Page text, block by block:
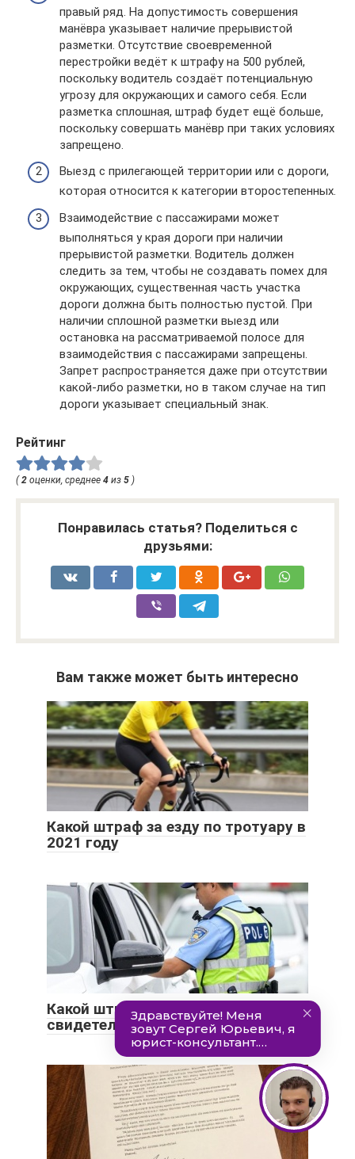
правый ряд. На допустимость совершения
манёвра указывает наличие прерывистой
разметки. Отсутствие своевременной
перестройки ведёт к штрафу на 500 рублей,
поскольку водитель создаёт потенциальную
угрозу для окружающих и самого себя. Если
разметка сплошная, штраф будет ещё больше,
поскольку совершать манёвр при таких условиях
запрещено.
Выезд с прилегающей территории или с дороги,
которая относится к категории второстепенных.
Взаимодействие с пассажирами может
выполняться у края дороги при наличии
прерывистой разметки. Водитель должен
следить за тем, чтобы не создавать помех для
окружающих, существенная часть участка
дороги должна быть полностью пустой. При
наличии сплошной разметки выезд или
остановка на рассматриваемой полосе для
взаимодействия с пассажирами запрещены.
Запрет распространяется даже при отсутствии
какой-либо разметки, но в таком случае на тип
дороги указывает специальный знак.
Рейтинг
(2 оценки, среднее 4 из 5 )
Понравилась статья? Поделиться с
друзьями:
Вам также может быть интересно
Какой штраф за езду по тротуару в
2021 году
Какой штраф за езду без
свидетельства о регистрации ТС?